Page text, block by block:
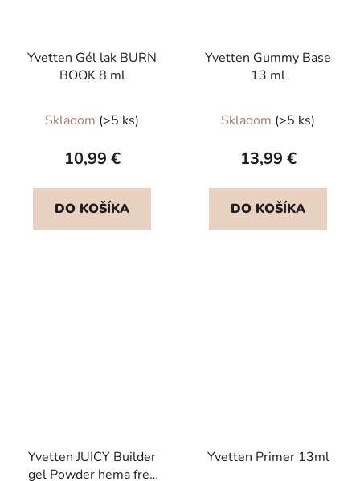
Yvetten Gél lak BURN
BOOK 8 ml
Skladom (>5 ks)
10,99 €
DO KOŠÍKA
Yvetten Gummy Base
13 ml
hodnotenie
produktu
5,0
z
Skladom (>5 ks)
13,99 €
DO KOŠÍKA
Yvetten JUICY Builder
gel Powder hema free
Yvetten Primer 13ml